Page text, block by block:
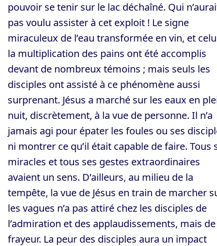
pouvoir se tenir sur le lac déchaîné. Qui
pas voulu assister à cet exploit ! Le signe
miraculeux de l’eau transformée en vin, et
la multiplication des pains ont été accomplis
devant de nombreux témoins ; mais seuls les
disciples ont assisté à ce phénomène aussi
surprenant. Jésus a marché sur les eaux en
nuit, discrètement, à la vue de personne. Il n’a
jamais agi pour épater les foules ou ses
ni montrer ce qu’il était capable de faire. Tous
miracles et tous ses gestes extraordinaires
avaient un sens. D’ailleurs, au milieu de la
tempête, la vue de Jésus en train de marcher
les vagues n’a pas attiré chez les disciples de
l’admiration et des applaudissements, mais
frayeur. La peur des disciples aura un impact